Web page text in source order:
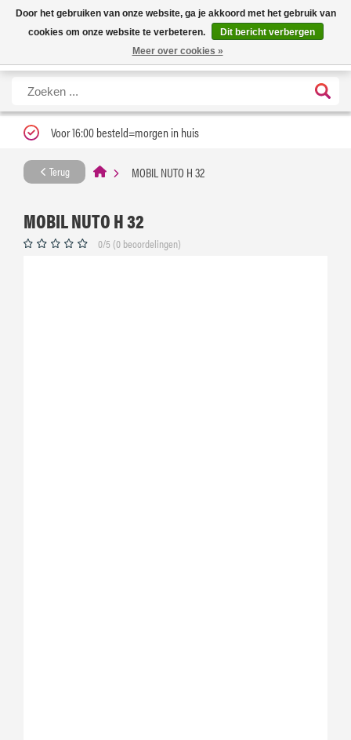
Nieuwe levertijd: 1 tot 3 werkdagen | Nu 25% korting op gehele assortiment
Carfume met kortingscode ''verfrissend''
X
Voor 16:00 besteld=morgen in huis
Terug MOBIL NUTO H 32
MOBIL NUTO H 32
0/5 (0 beoordelingen)
Door het gebruiken van onze website, ga je akkoord met het gebruik van
cookies om onze website te verbeteren.
Dit bericht verbergen
Meer over cookies »